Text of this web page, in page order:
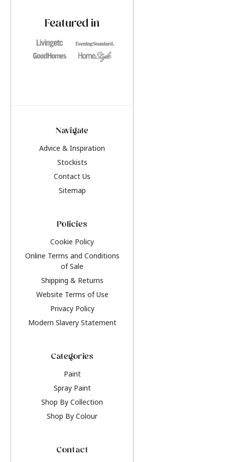
Featured in
Navigate
Advice & Inspiration
Stockists
Contact Us
Sitemap
Policies
Cookie Policy
Online Terms and Conditions
of Sale
Shipping & Returns
Website Terms of Use
Privacy Policy
Modern Slavery Statement
Categories
Paint
Spray Paint
Shop By Collection
Shop By Colour
Contact